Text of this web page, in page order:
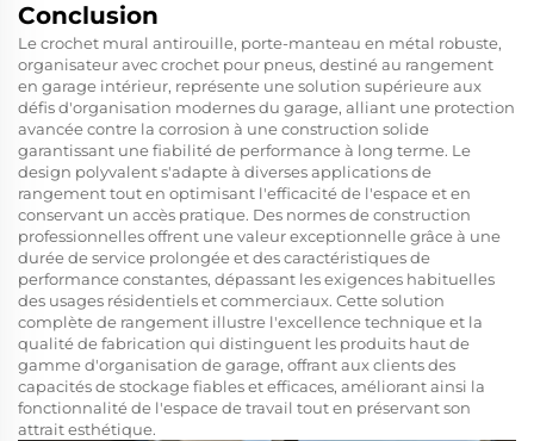
Conclusion
Le crochet mural antirouille, porte-manteau en métal robuste,
organisateur avec crochet pour pneus, destiné au rangement
en garage intérieur, représente une solution supérieure aux
défis d'organisation modernes du garage, alliant une protection
avancée contre la corrosion à une construction solide
garantissant une fiabilité de performance à long terme. Le
design polyvalent s'adapte à diverses applications de
rangement tout en optimisant l'efficacité de l'espace et en
conservant un accès pratique. Des normes de construction
professionnelles offrent une valeur exceptionnelle grâce à une
durée de service prolongée et des caractéristiques de
performance constantes, dépassant les exigences habituelles
des usages résidentiels et commerciaux. Cette solution
complète de rangement illustre l'excellence technique et la
qualité de fabrication qui distinguent les produits haut de
gamme d'organisation de garage, offrant aux clients des
capacités de stockage fiables et efficaces, améliorant ainsi la
fonctionnalité de l'espace de travail tout en préservant son
attrait esthétique.